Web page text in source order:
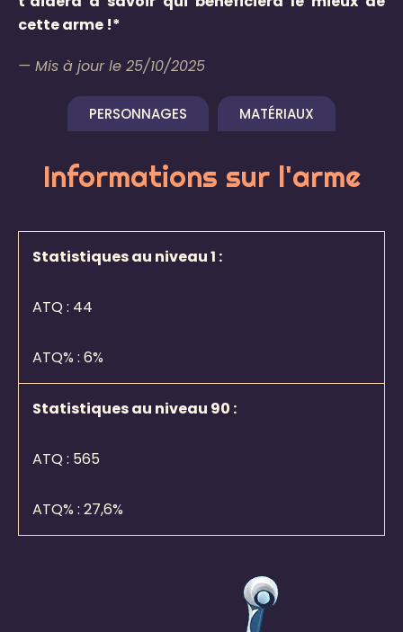
cette arme !*
— Mis à jour le 25/10/2025
PERSONNAGES MATÉRIAUX
Informations sur l'arme
Statistiques au niveau 1 :
ATQ : 44
ATQ% : 6%
Statistiques au niveau 90 :
ATQ : 565
ATQ% : 27,6%